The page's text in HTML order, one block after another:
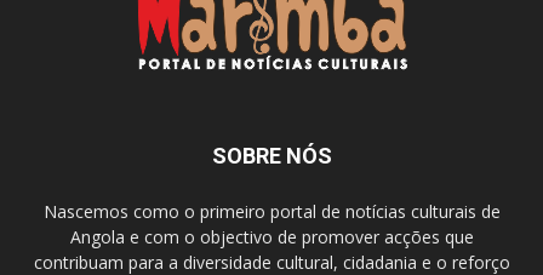
SOBRE NÓS
Nascemos como o primeiro portal de notícias culturais de
Angola e com o objectivo de promover acções que
contribuam para a diversidade cultural, cidadania e o reforço